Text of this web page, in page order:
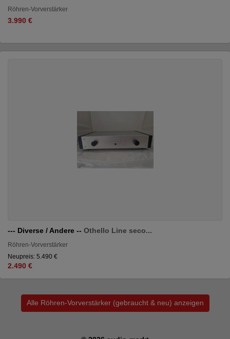
Röhren-Vorverstärker
3.990 €
--- Diverse / Andere -- Othello Line seco...
Röhren-Vorverstärker
Neupreis: 5.490 €
2.490 €
Alle Röhren-Vorverstärker (gebraucht & neu) anzeigen